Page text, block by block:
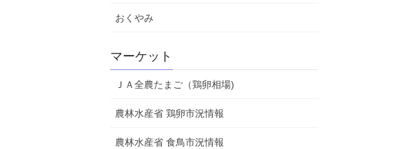
おくやみ
マーケット
ＪＡ全農たまご（鶏卵相場)
農林水産省 鶏卵市況情報
農林水産省 食鳥市況情報